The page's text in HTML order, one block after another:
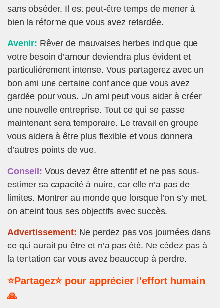
sans obséder. Il est peut-être temps de mener à
bien la réforme que vous avez retardée.
Avenir: Rêver de mauvaises herbes indique que
votre besoin d’amour deviendra plus évident et
particulièrement intense. Vous partagerez avec un
bon ami une certaine confiance que vous avez
gardée pour vous. Un ami peut vous aider à créer
une nouvelle entreprise. Tout ce qui se passe
maintenant sera temporaire. Le travail en groupe
vous aidera à être plus flexible et vous donnera
d’autres points de vue.
Conseil: Vous devez être attentif et ne pas sous-
estimer sa capacité à nuire, car elle n’a pas de
limites. Montrer au monde que lorsque l’on s’y met,
on atteint tous ses objectifs avec succès.
Advertissement: Ne perdez pas vos journées dans
ce qui aurait pu être et n’a pas été. Ne cédez pas à
la tentation car vous avez beaucoup à perdre.
⭐Partagez⭐ pour apprécier l'effort humain
🙏